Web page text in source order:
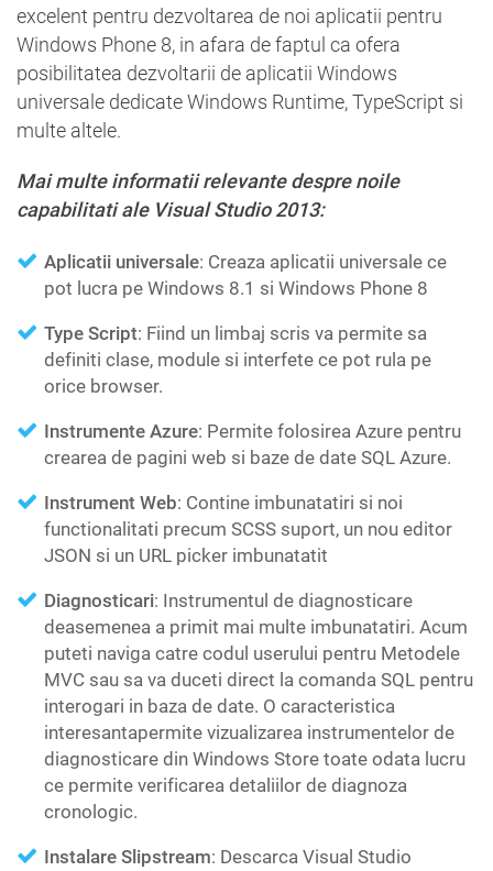
excelent pentru dezvoltarea de noi aplicatii pentru
Windows Phone 8, in afara de faptul ca ofera
posibilitatea dezvoltarii de aplicatii Windows
universale dedicate Windows Runtime, TypeScript si
multe altele.
Mai multe informatii relevante despre noile
capabilitati ale Visual Studio 2013:
Aplicatii universale: Creaza aplicatii universale ce
pot lucra pe Windows 8.1 si Windows Phone 8
Type Script: Fiind un limbaj scris va permite sa
definiti clase, module si interfete ce pot rula pe
orice browser.
Instrumente Azure: Permite folosirea Azure pentru
crearea de pagini web si baze de date SQL Azure.
Instrument Web: Contine imbunatatiri si noi
functionalitati precum SCSS suport, un nou editor
JSON si un URL picker imbunatatit
Diagnosticari: Instrumentul de diagnosticare
deasemenea a primit mai multe imbunatatiri. Acum
puteti naviga catre codul userului pentru Metodele
MVC sau sa va duceti direct la comanda SQL pentru
interogari in baza de date. O caracteristica
interesantapermite vizualizarea instrumentelor de
diagnosticare din Windows Store toate odata lucru
ce permite verificarea detaliilor de diagnoza
cronologic.
Instalare Slipstream: Descarca Visual Studio